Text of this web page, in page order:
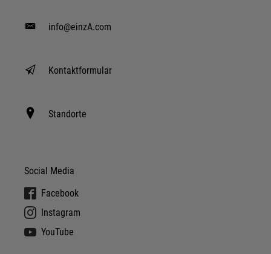
info@einzA.com
Kontaktformular
Standorte
Social Media
Facebook
Instagram
YouTube